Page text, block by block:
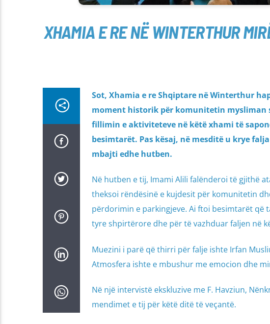
XHAMIA E RE NË WINTERTHUR
Sot, Xhamia e re Shqiptare në Winterthur
moment historik për komunitetin mysliman
fillimin e aktiviteteve në këtë xhami të
besimtarët. Pas kësaj, në mesditë u krye
mbajti edhe hutben.
Në hutben e tij, Imami Alili falënderoi të gjithë
theksoi rëndësinë e kujdesit për komunitetin
përdorimin e parkingjeve. Ai ftoi besimtarët që
tyre shpirtërore dhe për të vazhduar faljen në
Muezini i parë që thirri për falje ishte Irfan
Atmosfera ishte e mbushur me emocion dhe
Në një intervistë ekskluzive me F. Havziun,
mendimet e tij për këtë ditë të veçantë.